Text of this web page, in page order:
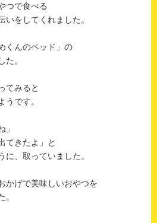
つで食べる
いをしてくれました。
くんのベッド」の
た。
てみると
うです。
てきたよ」と
に、取っていました。
かげで美味しいおやつを
。